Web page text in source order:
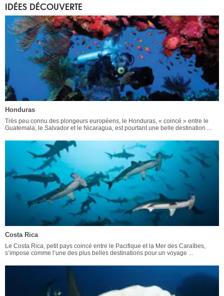
IDÉES DÉCOUVERTE
Honduras
Très peu connu des plongeurs européens, le Honduras, « coincé » entre le
Guatemala, le Salvador et le Nicaragua, est pourtant une belle destination ...
Costa Rica
Le Costa Rica, petit pays coincé entre le Pacifique et la Mer des Caraïbes,
s’impose comme l’une des plus belles destinations pour un voyage ...